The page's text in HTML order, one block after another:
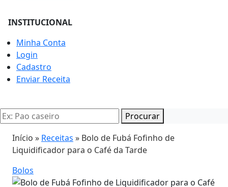
INSTITUCIONAL
Minha Conta
Login
Cadastro
Enviar Receita
Procurar
Início » Receitas » Bolo de Fubá Fofinho de
Liquidificador para o Café da Tarde
Bolos